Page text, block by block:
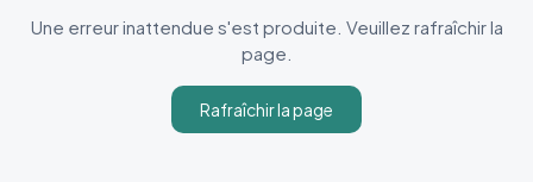
Une erreur inattendue s'est produite. Veuillez rafraîchir la
page.
Rafraîchir la page